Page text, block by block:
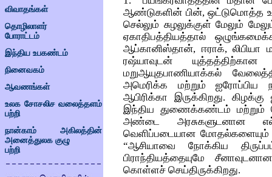
விவாதங்கள்
தொழிலாளர்
போராட்டம்
இந்திய உபகண்டம்
நினைவகம்
ஆவணங்கள்
உலக சோசலிச வலைத்தளம்
பற்றி
நான்காம் அகிலத்தின்
அனைத்துலக குழு
பற்றி
ஆண்டுகளின் பின், ஒட்டுமொத்த
செல்லும் சுழலுக்குள் மேலும்
ஏகாதிபத்தியத்தால்
ஆப்கானிஸ்தான், ஈராக், லிபியா
ரஷ்யாவுடன்
மறுஆயுதபாணியாக்கல்
அமெரிக்க மற்றும் ஐரோப்பிய
ஆபிரிக்கா இருக்கிறது.
இந்திய துணைக்கண்டம் மற்றும்
அண்டை அரசுகளுடனான
வெளிப்படையான மோதல்களையும்
“ஆசியாவை நோக்கிய
பிராந்தியத்தையுமே
கொள்ளச் செய்திருக்கிறது.